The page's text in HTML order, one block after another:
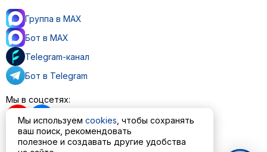
Группа в MAX
Бот в MAX
Telegram-канал
Бот в Telegram
Мы в соцсетях:
Мы используем cookies , чтобы сохранять
ваш поиск, рекомендовать
полезное и создавать другие удобства